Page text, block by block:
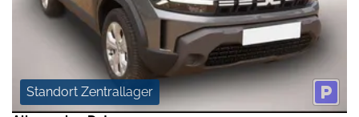
Standort Zentrallager